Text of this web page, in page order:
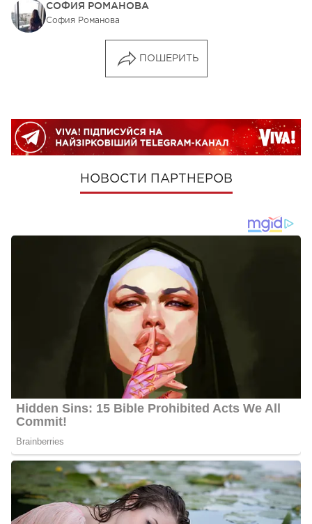
СОФИЯ РОМАНОВА
София Романова
ПОШЕРИТЬ
НОВОСТИ ПАРТНЕРОВ